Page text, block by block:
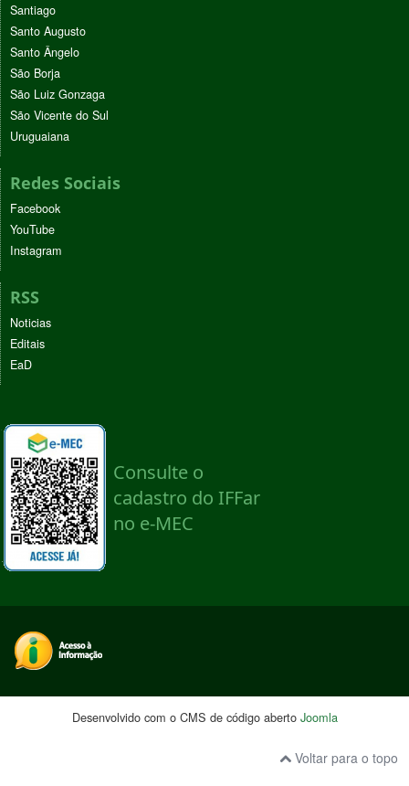
Santiago
Santo Augusto
Santo Ângelo
São Borja
São Luiz Gonzaga
São Vicente do Sul
Uruguaiana
Redes Sociais
Facebook
YouTube
Instagram
RSS
Noticias
Editais
EaD
Desenvolvido com o CMS de código aberto Joomla
Voltar para o topo